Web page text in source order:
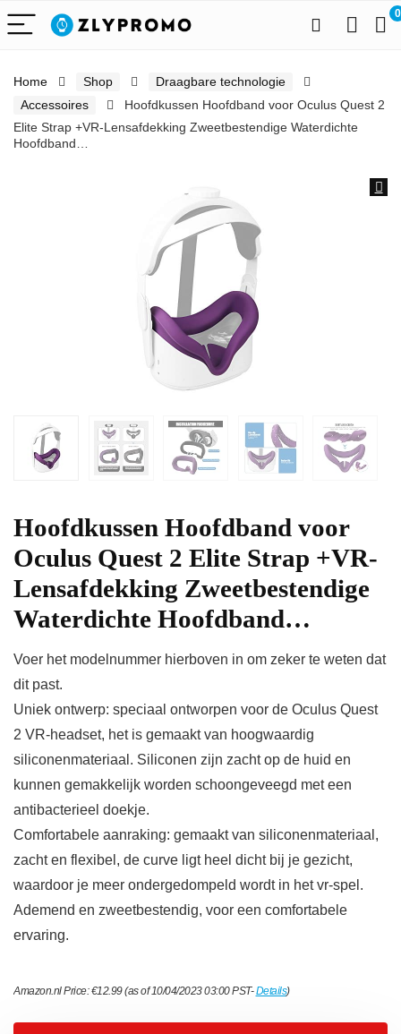
0
Home Shop
Draagbare technologie
Accessoires
Hoofdkussen Hoofdband voor Oculus Quest 2
Elite Strap +VR-Lensafdekking Zweetbestendige Waterdichte
Hoofdband…
Hoofdkussen Hoofdband voor
Oculus Quest 2 Elite Strap +VR-
Lensafdekking Zweetbestendige
Waterdichte Hoofdband…
Voer het modelnummer hierboven in om zeker te weten dat
dit past.
Uniek ontwerp: speciaal ontworpen voor de Oculus Quest
2 VR-headset, het is gemaakt van hoogwaardig
siliconenmateriaal. Siliconen zijn zacht op de huid en
kunnen gemakkelijk worden schoongeveegd met een
antibacterieel doekje.
Comfortabele aanraking: gemaakt van siliconenmateriaal,
zacht en flexibel, de curve ligt heel dicht bij je gezicht,
waardoor je meer ondergedompeld wordt in het vr-spel.
Ademend en zweetbestendig, voor een comfortabele
ervaring.
Amazon.nl Price:€12.99(as of 10/04/2023 03:00 PST-Details)